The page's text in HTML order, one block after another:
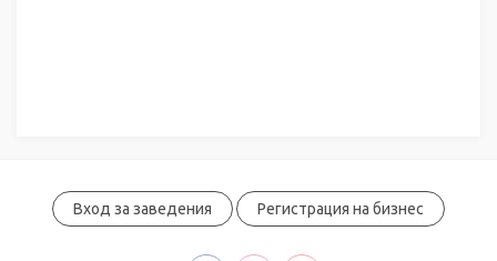
Вход за заведения Регистрация на бизнес